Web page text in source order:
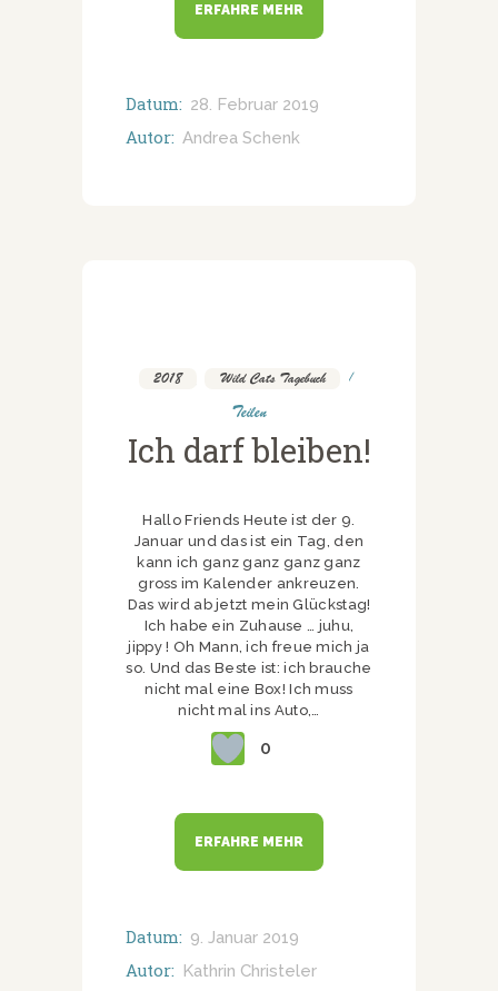
ERFAHRE MEHR
Datum: 28. Februar 2019
Autor: Andrea Schenk
2018 Wild Cats Tagebuch
Teilen
Ich darf bleiben!
Hallo Friends Heute ist der 9.
Januar und das ist ein Tag, den
kann ich ganz ganz ganz ganz
gross im Kalender ankreuzen.
Das wird ab jetzt mein Glückstag!
Ich habe ein Zuhause … juhu,
jippy ! Oh Mann, ich freue mich ja
so. Und das Beste ist: ich brauche
nicht mal eine Box! Ich muss
nicht mal ins Auto,…
0
ERFAHRE MEHR
Datum: 9. Januar 2019
Autor: Kathrin Christeler